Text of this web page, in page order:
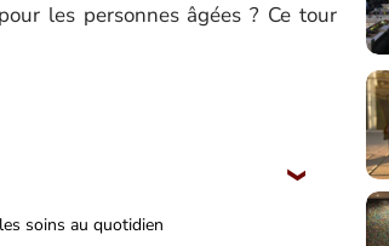
les personnes âgées ? Ce tour
soins au quotidien